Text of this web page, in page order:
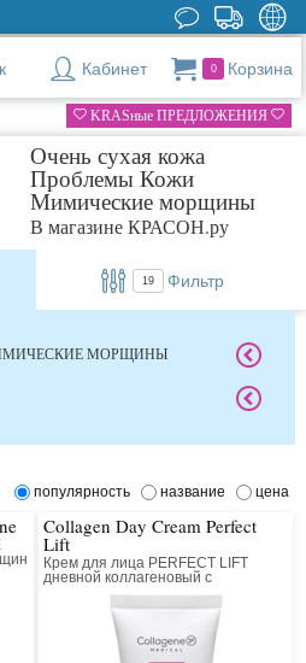
Кабинет 0 Корзина
KRASные ПРЕДЛОЖЕНИЯ
Очень сухая кожа
Проблемы Кожи
Мимические морщины
В магазине КРАСОН.ру
19 Фильтр
МОРЩИНЫ
популярность название цена
Collagen Day Cream Perfect
Lift
Крем для лица PERFECT LIFT
дневной коллагеновый с
матриксилом